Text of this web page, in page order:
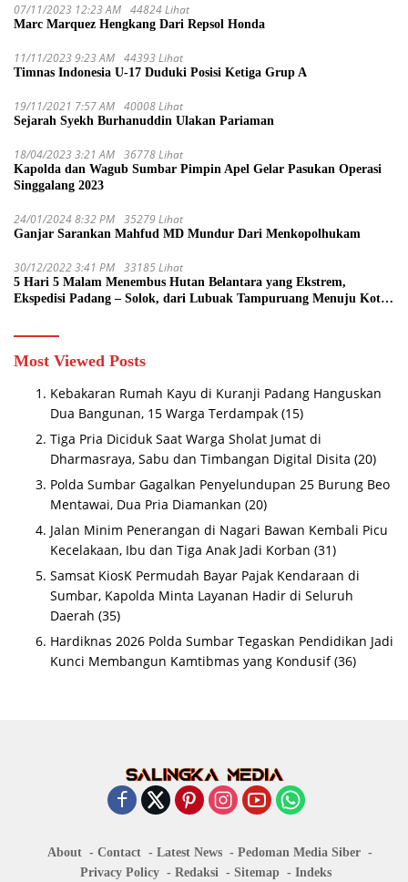
07/11/2023 12:23 AM 44824 Lihat
Marc Marquez Hengkang Dari Repsol Honda
11/11/2023 9:23 AM 44393 Lihat
Timnas Indonesia U-17 Duduki Posisi Ketiga Grup A
19/11/2021 7:57 AM 40008 Lihat
Sejarah Syekh Burhanuddin Ulakan Pariaman
18/04/2023 3:21 AM 36778 Lihat
Kapolda dan Wagub Sumbar Pimpin Apel Gelar Pasukan Operasi
Singgalang 2023
24/01/2024 8:32 PM 35279 Lihat
Ganjar Sarankan Mahfud MD Mundur Dari Menkopolhukam
30/12/2022 3:41 PM 33185 Lihat
5 Hari 5 Malam Menembus Hutan Belantara yang Ekstrem,
Ekspedisi Padang – Solok, dari Lubuak Tampuruang Menuju Koto
Most Viewed Posts
Kebakaran Rumah Kayu di Kuranji Padang Hanguskan
Dua Bangunan, 15 Warga Terdampak (15)
Tiga Pria Diciduk Saat Warga Sholat Jumat di
Dharmasraya, Sabu dan Timbangan Digital Disita (20)
Polda Sumbar Gagalkan Penyelundupan 25 Burung Beo
Mentawai, Dua Pria Diamankan (20)
Jalan Minim Penerangan di Nagari Bawan Kembali Picu
Kecelakaan, Ibu dan Tiga Anak Jadi Korban (31)
Samsat KiosK Permudah Bayar Pajak Kendaraan di
Sumbar, Kapolda Minta Layanan Hadir di Seluruh
Daerah (35)
Hardiknas 2026 Polda Sumbar Tegaskan Pendidikan Jadi
Kunci Membangun Kamtibmas yang Kondusif (36)
About Contact Latest News
Pedoman Media Siber
Privacy Policy
Redaksi Sitemap Indeks